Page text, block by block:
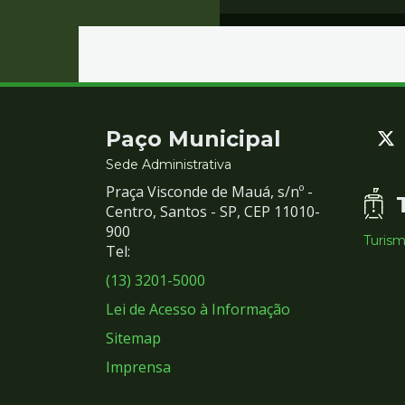
Contato
e
Redes
Sociais
Paço Municipal
Sede Administrativa
Praça Visconde de Mauá, s/nº -
Centro, Santos - SP, CEP 11010-
900
Tel:
(13) 3201-5000
Lei de Acesso à Informação
Sitemap
Imprensa